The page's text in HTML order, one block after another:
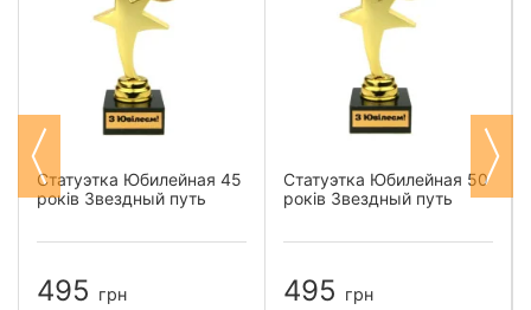
Статуэтка Юбилейная 45
років Звездный путь
495 грн
Статуэтка Юбилейная 50
років Звездный путь
495 грн